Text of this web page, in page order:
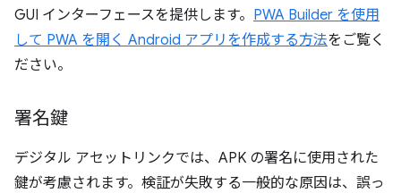
GUI インターフェースを提供します。 PWA Builder を使用
して PWA を開く Android アプリを作成する方法をご覧く
ださい。
署名鍵
デジタル アセットリンクでは、APK の署名に使用された
鍵が考慮されます。検証が失敗する一般的な原因は、誤っ